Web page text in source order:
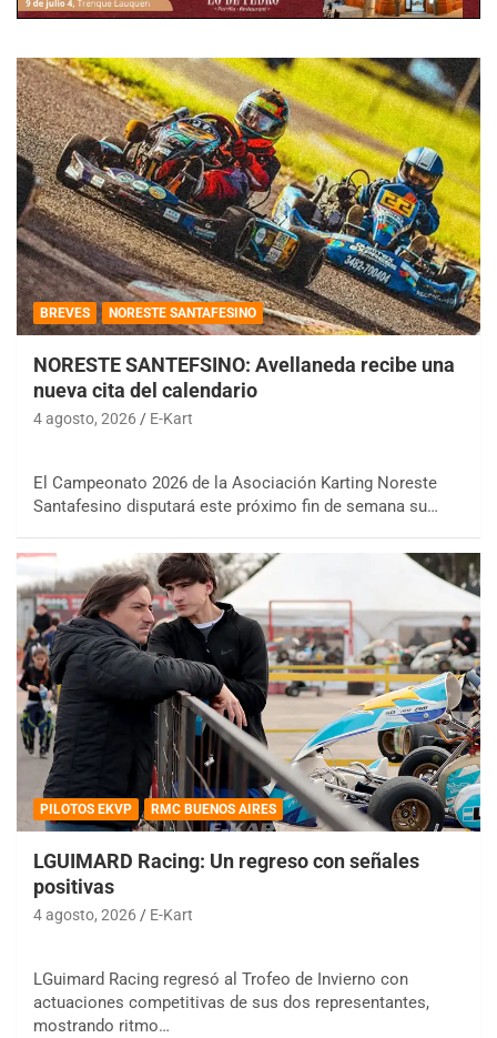
BREVES NORESTE SANTAFESINO
NORESTE SANTEFSINO: Avellaneda recibe una
nueva cita del calendario
4 agosto, 2026 E-Kart
El Campeonato 2026 de la Asociación Karting Noreste
Santafesino disputará este próximo fin de semana su…
PILOTOS EKVP RMC BUENOS AIRES
LGUIMARD Racing: Un regreso con señales
positivas
4 agosto, 2026 E-Kart
LGuimard Racing regresó al Trofeo de Invierno con
actuaciones competitivas de sus dos representantes,
mostrando ritmo…